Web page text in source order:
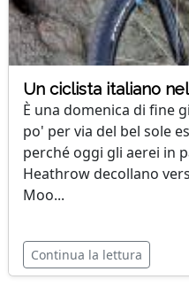
Un ciclista italiano
È una domenica di fine
po' per via del bel sole
perché oggi gli aerei in
Heathrow decollano
Moo...
Continua la lettura